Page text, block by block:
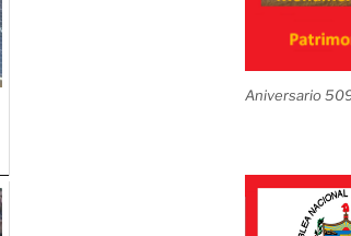
Aniversario